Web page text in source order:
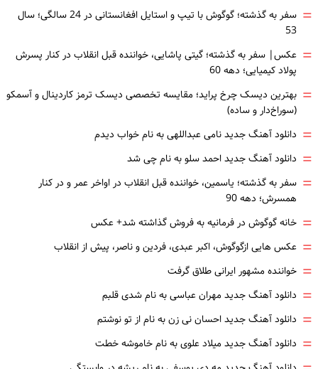
=
سفر به گذشته؛ گوگوش با تیپ و استایل افغانستانی در 24 سالگی؛ سال
53
= عکس| سفر به گذشته؛ گیتی پاشایی، خواننده قبل انقلاب در کنار پسرش
پولاد کیمیایی؛ دهه 60
= بهترین دیسک چرخ پراید؛ مقایسه تخصصی دیسک ترمز کاردینال و آسمکو
(سوراخ‌دار و ساده)
= دانلود آهنگ جدید نامی عبداللهی به نام خواب دیدم
= دانلود آهنگ جدید احمد سلو به نام چی شد
= سفر به گذشته؛ یاسمین، خواننده قبل انقلاب در اواخر عمر و در کنار
همسرش؛ دهه 90
= خانه گوگوش در فرمانیه به فروش گذاشته شد+ عکس
= عکس هایی ازگوگوش، اکبر عبدی، فردین و ناصر، پیش از انقلاب
= خواننده مشهور ایرانی طلاق گرفت
= دانلود آهنگ جدید مهران عباسی به نام شدی قلبم
= دانلود آهنگ جدید احسان نی زن به نام از تو نوشتم
= دانلود آهنگ جدید میلاد علوی به نام خاموشه خطت